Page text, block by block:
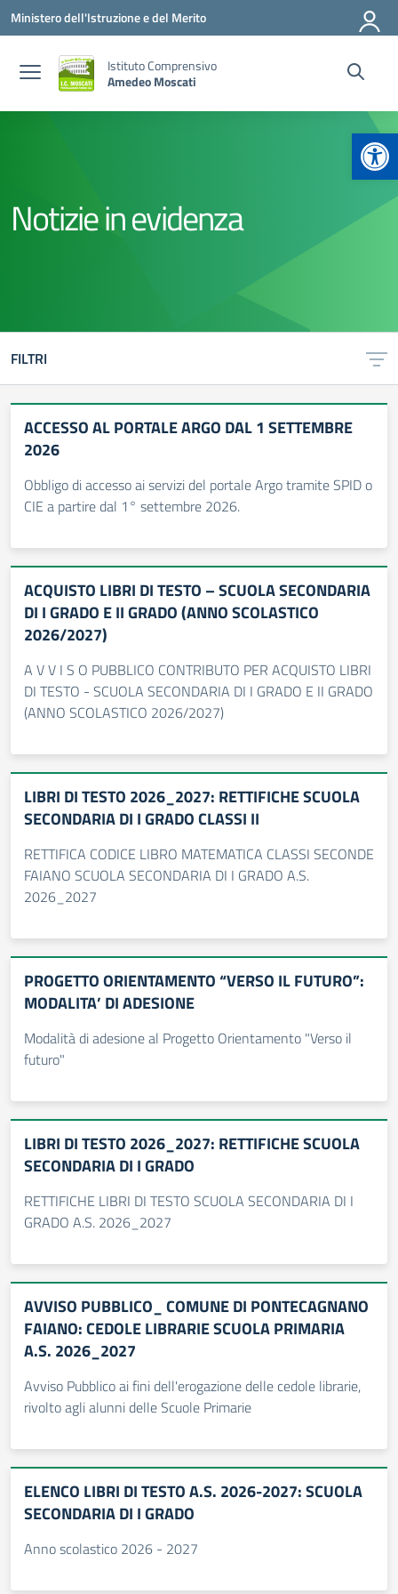
Vai ai contenuti
Vai al menu di navigazione
Vai al footer
Ministero dell'Istruzione e del Merito
Istituto Comprensivo
Amedeo Moscati
Notizie in evidenza
FILTRI
ACCESSO AL PORTALE ARGO DAL 1 SETTEMBRE
2026
Obbligo di accesso ai servizi del portale Argo tramite SPID o
CIE a partire dal 1° settembre 2026.
ACQUISTO LIBRI DI TESTO – SCUOLA SECONDARIA
DI I GRADO E II GRADO (ANNO SCOLASTICO
2026/2027)
A V V I S O PUBBLICO CONTRIBUTO PER ACQUISTO LIBRI
DI TESTO - SCUOLA SECONDARIA DI I GRADO E II GRADO
(ANNO SCOLASTICO 2026/2027)
LIBRI DI TESTO 2026_2027: RETTIFICHE SCUOLA
SECONDARIA DI I GRADO CLASSI II
RETTIFICA CODICE LIBRO MATEMATICA CLASSI SECONDE
FAIANO SCUOLA SECONDARIA DI I GRADO A.S.
2026_2027
PROGETTO ORIENTAMENTO “VERSO IL FUTURO”:
MODALITA’ DI ADESIONE
Modalità di adesione al Progetto Orientamento "Verso il
futuro"
LIBRI DI TESTO 2026_2027: RETTIFICHE SCUOLA
SECONDARIA DI I GRADO
RETTIFICHE LIBRI DI TESTO SCUOLA SECONDARIA DI I
GRADO A.S. 2026_2027
AVVISO PUBBLICO_ COMUNE DI PONTECAGNANO
FAIANO: CEDOLE LIBRARIE SCUOLA PRIMARIA
A.S. 2026_2027
Avviso Pubblico ai fini dell'erogazione delle cedole librarie,
rivolto agli alunni delle Scuole Primarie
ELENCO LIBRI DI TESTO A.S. 2026-2027: SCUOLA
SECONDARIA DI I GRADO
Anno scolastico 2026 - 2027